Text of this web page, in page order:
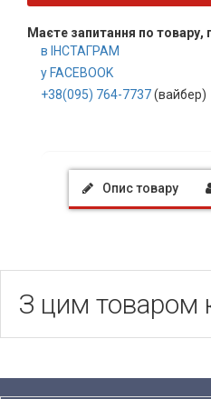
Маєте запитання по товару,
в ІНСТАГРАМ
у FACEBOOK
+38(095) 764-7737(вайбер)
Опис товару
З цим товаром